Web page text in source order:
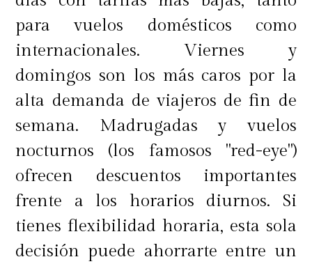
Patrimonio de la Humanidad y una
de las 7 Maravillas del Mundo
Moderno, sorprenderá por sus
escalones y paisajes imborrables
donde sobresale la ciudadela
construida hace más de 500 años.
Durante este viaje, también
conocerán la ciudad de Cusco,
para vuelos domésticos como
internacionales. Viernes y
domingos son los más caros por la
alta demanda de viajeros de fin de
semana. Madrugadas y vuelos
nocturnos (los famosos "red-eye")
ofrecen descuentos importantes
frente a los horarios diurnos. Si
tienes flexibilidad horaria, esta sola
decisión puede ahorrarte entre un